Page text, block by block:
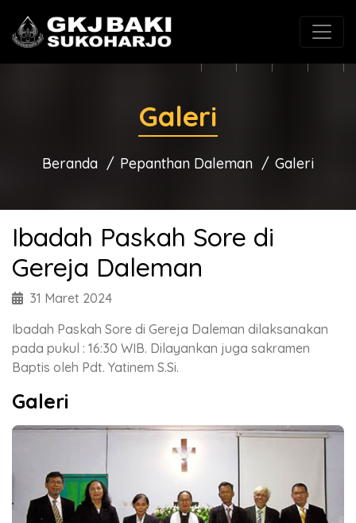
(0271) 625546 gkjbaki@gmail.com
Galeri
Beranda Pepanthan Daleman Galeri
Ibadah Paskah Sore di
Gereja Daleman
31 Maret 2024
Ibadah Paskah Sore di Gereja Daleman dilaksanakan
pada pukul : 16:30 WIB. Dilayankan juga sakramen
Baptis oleh Pdt. Yatinem S.Si.
Galeri